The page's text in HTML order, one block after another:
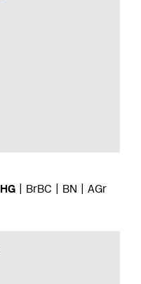
HG BrBC BN AGr